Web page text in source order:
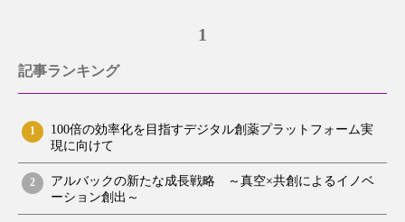
1
記事ランキング
1
100倍の効率化を目指すデジタル創薬プラットフォーム実
現に向けて
2
アルバックの新たな成長戦略 ～真空×共創によるイノベ
ーション創出～